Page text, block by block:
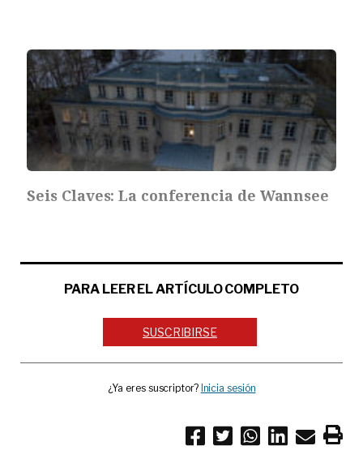
Seis Claves: La conferencia de Wannsee
PARA LEER EL ARTÍCULO COMPLETO
SUSCRIBIRSE
¿Ya eres suscriptor? Inicia sesión